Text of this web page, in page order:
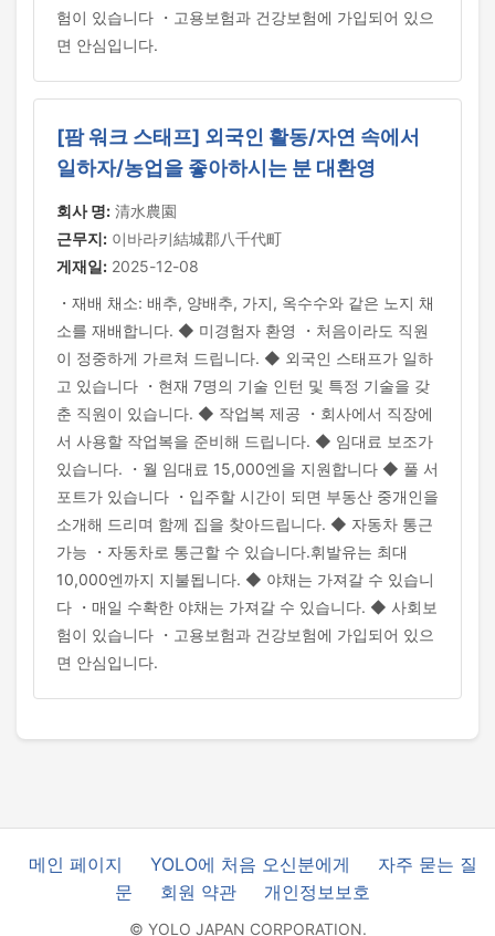
험이 있습니다 ・고용보험과 건강보험에 가입되어 있으
면 안심입니다.
[팜 워크 스태프] 외국인 활동/자연 속에서
일하자/농업을 좋아하시는 분 대환영
회사 명: 清水農園
근무지: 이바라키結城郡八千代町
게재일: 2025-12-08
・재배 채소: 배추, 양배추, 가지, 옥수수와 같은 노지 채
소를 재배합니다. ◆ 미경험자 환영 ・처음이라도 직원
이 정중하게 가르쳐 드립니다. ◆ 외국인 스태프가 일하
고 있습니다 ・현재 7명의 기술 인턴 및 특정 기술을 갖
춘 직원이 있습니다. ◆ 작업복 제공 ・회사에서 직장에
서 사용할 작업복을 준비해 드립니다. ◆ 임대료 보조가
있습니다. ・월 임대료 15,000엔을 지원합니다 ◆ 풀 서
포트가 있습니다 ・입주할 시간이 되면 부동산 중개인을
소개해 드리며 함께 집을 찾아드립니다. ◆ 자동차 통근
가능 ・자동차로 통근할 수 있습니다.휘발유는 최대
10,000엔까지 지불됩니다. ◆ 야채는 가져갈 수 있습니
다 ・매일 수확한 야채는 가져갈 수 있습니다. ◆ 사회보
험이 있습니다 ・고용보험과 건강보험에 가입되어 있으
면 안심입니다.
메인 페이지 YOLO에 처음 오신분에게
자주 묻는 질
문
회원 약관 개인정보보호
© YOLO JAPAN CORPORATION.